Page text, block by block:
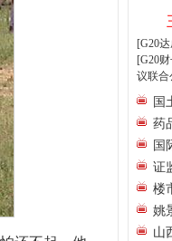
[G20
[G20
议联合
国
药
国
证
楼
姚
山